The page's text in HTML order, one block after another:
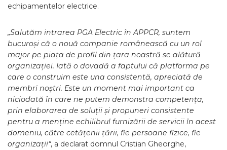
echipamentelor electrice.
„Salutăm intrarea PGA Electric în APPCR, suntem
bucuroși că o nouă companie românească cu un rol
major pe piața de profil din țara noastră se alătură
organizației. Iată o dovadă a faptului că platforma pe
care o construim este una consistentă, apreciată de
membri noștri. Este un moment mai important ca
niciodată în care ne putem demonstra competența,
prin elaborarea de soluții și propuneri consistente
pentru a menține echilibrul furnizării de servicii în acest
domeniu, către cetățenii țării, fie persoane fizice, fie
organizații“, a declarat domnul Cristian Gheorghe,